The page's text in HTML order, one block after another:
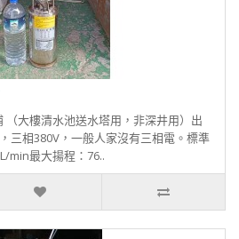
（大樓清水池送水塔用，非深井用）出
三相380V，一般人家沒有三相電。標準
min最大揚程：76..